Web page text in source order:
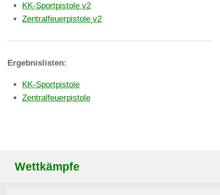
KK-Sportpistole v2
Zentralfeuerpistole v2
Ergebnislisten:
KK-Sportpistole
Zentralfeuerpistole
Wettkämpfe